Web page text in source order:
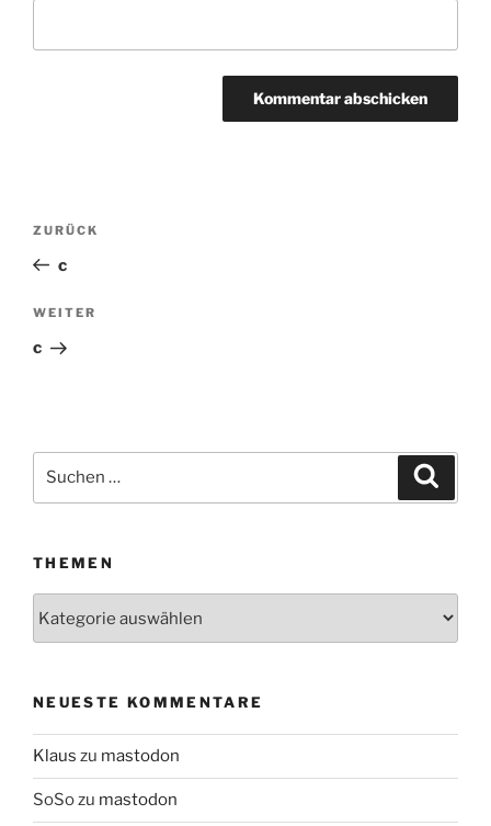
Beitragsnavigation
Vorheriger
Beitrag
ZURÜCK
c
Nächster
Beitrag
WEITER
c
Suchen
THEMEN
NEUESTE KOMMENTARE
Klaus zu mastodon
SoSozu mastodon